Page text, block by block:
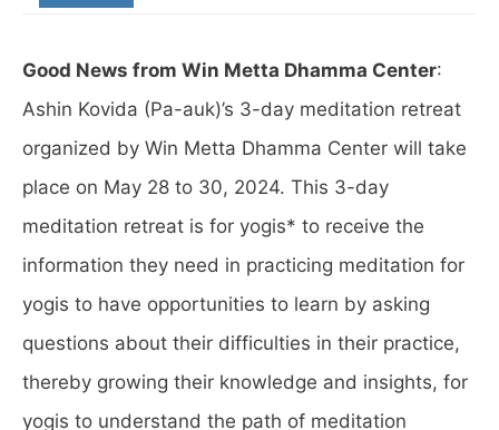
Good News from Win Metta Dhamma Center:
Ashin Kovida (Pa-auk)’s 3-day meditation retreat
organized by Win Metta Dhamma Center will take
place on May 28 to 30, 2024. This 3-day
meditation retreat is for yogis* to receive the
information they need in practicing meditation for
yogis to have opportunities to learn by asking
questions about their difficulties in their practice,
thereby growing their knowledge and insights, for
yogis to understand the path of meditation